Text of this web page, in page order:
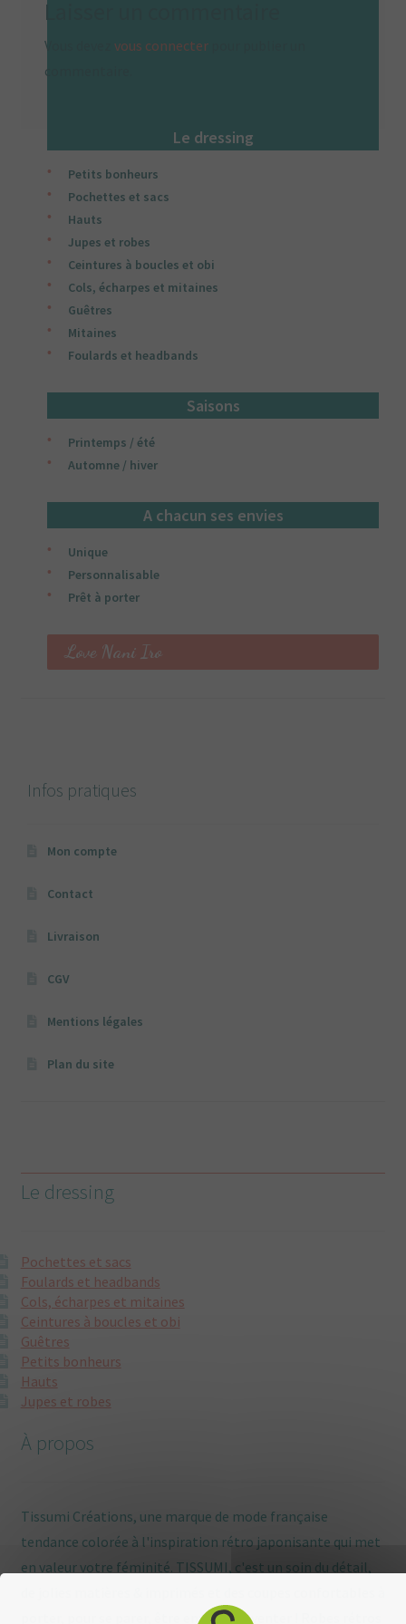
Laisser un commentaire
Vous devez vous connecterpour publier un
commentaire.
Le dressing
Petits bonheurs
Pochettes et sacs
Hauts
Jupes et robes
Ceintures à boucles et obi
Cols, écharpes et mitaines
Guêtres
Mitaines
Foulards et headbands
Saisons
Printemps / été
Automne / hiver
A chacun ses envies
Unique
Personnalisable
Prêt à porter
Love Nani Iro
Infos pratiques
Mon compte
Contact
Livraison
CGV
Mentions légales
Plan du site
Le dressing
Pochettes et sacs
Foulards et headbands
Cols, écharpes et mitaines
Ceintures à boucles et obi
Guêtres
Petits bonheurs
Hauts
Jupes et robes
À propos
Tissumi Créations, une marque de mode française
tendance colorée à l'inspiration rétro japonisante qui met
en valeur votre féminité. TISSUMI, c'est un soin du détail,
porter, pour se parer, être enviée, s'inventer ! Robes rétros